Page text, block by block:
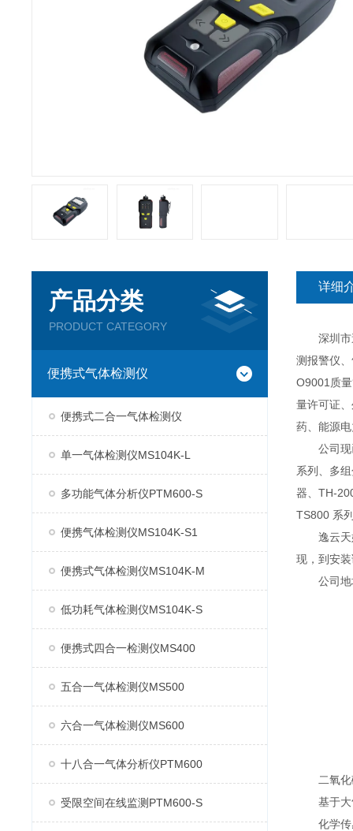
产品分类
PRODUCT CATEGORY
便携式气体检测仪
便携式二合一气体检测仪
单一气体检测仪MS104K-L
多功能气体分析仪PTM600-S
便携气体检测仪MS104K-S1
便携式气体检测仪MS104K-M
低功耗气体检测仪MS104K-S
便携式四合一检测仪MS400
五合一气体检测仪MS500
六合一气体检测仪MS600
十八合一气体分析仪PTM600
受限空间在线监测PTM600-S
详细
深圳市逸
测报警仪
O9001质
量许可证
药、能源
公司现已
系列、多
器、TH-
TS800 系
逸云天始
现，到安
公司地址
二氧化
基于大气
化学传感